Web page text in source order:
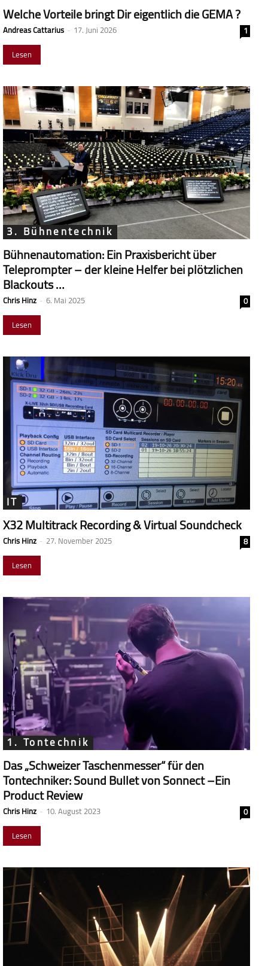
Welche Vorteile bringt Dir eigentlich die GEMA ?
Andreas Cattarius - 17. Juni 2026
1
Lesen
3. Bühnentechnik
Bühnenautomation: Ein Praxisbericht über
Teleprompter – der kleine Helfer bei plötzlichen
Blackouts …
Chris Hinz - 6. Mai 2025
0
Lesen
IT
X32 Multitrack Recording & Virtual Soundcheck
Chris Hinz - 27. November 2025
8
Lesen
1. Tontechnik
Das „Schweizer Taschenmesser“ für den
Tontechniker: Sound Bullet von Sonnect –Ein
Product Review
Chris Hinz - 10. August 2023
0
Lesen